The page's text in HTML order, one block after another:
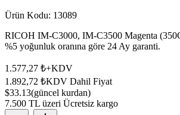
Ürün Kodu: 13089
RICOH IM-C3000, IM-C3500 Magenta
%5 yoğunluk oranına göre 24 Ay garanti.
1.577,27 ₺+KDV
1.892,72 ₺KDV Dahil Fiyat
$33.13(güncel kurdan)
7.500 TL üzeri Ücretsiz kargo